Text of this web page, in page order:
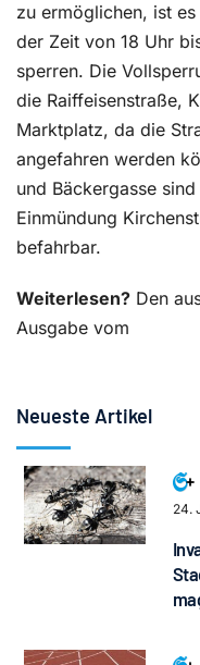
zu ermöglichen, ist
der Zeit von 18 Uhr
sperren. Die
die Raiffeisenstraße,
Marktplatz, da die
angefahren werden
und Bäckergasse
Einmündung
befahrbar.
Weiterlesen? Den
Ausgabe vom
Neueste Artikel
24.